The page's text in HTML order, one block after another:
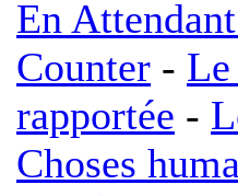
En
Counter - Le
rapportée -
Choses